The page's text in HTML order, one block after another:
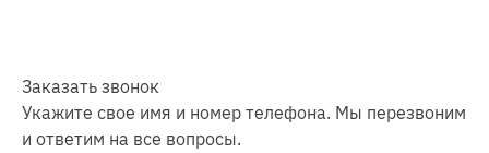
Заказать звонок
Укажите свое имя и номер телефона. Мы перезвоним
и ответим на все вопросы.